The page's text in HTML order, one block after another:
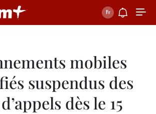
mobiles
suspendus des
dès le 15